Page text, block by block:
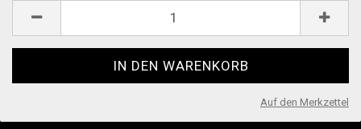
Auf den Merkzettel